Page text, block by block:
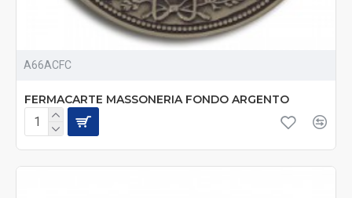
A66ACFC
FERMACARTE MASSONERIA FONDO ARGENTO